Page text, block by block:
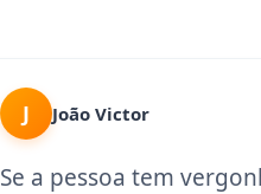
J João Victor
Se a pessoa tem